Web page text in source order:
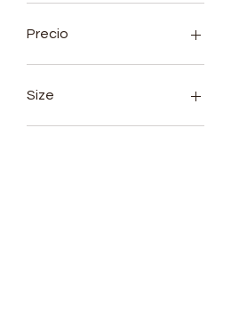
Precio
Size
Regular